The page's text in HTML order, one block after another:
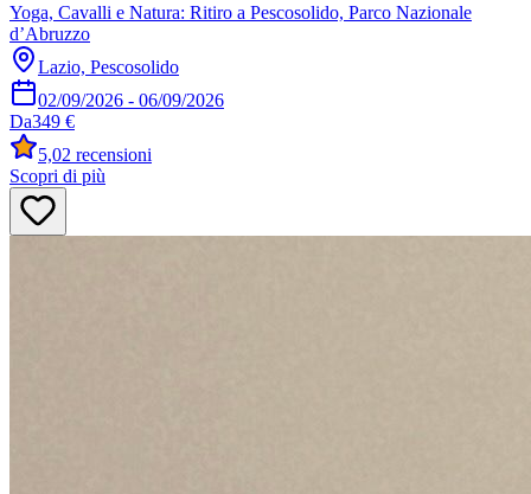
Yoga, Cavalli e Natura: Ritiro a Pescosolido, Parco Nazionale
d’Abruzzo
Lazio, Pescosolido
02/09/2026 - 06/09/2026
Da349 €
5,02 recensioni
Scopri di più